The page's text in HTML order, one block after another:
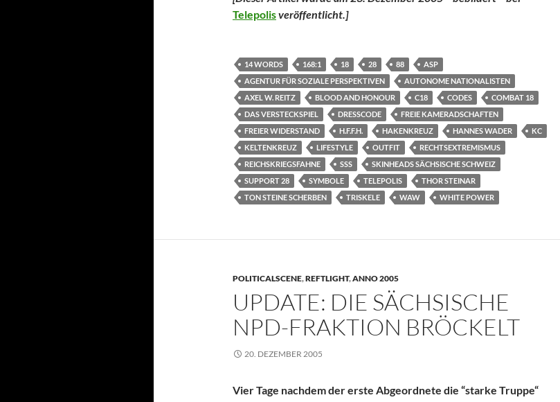
Telepolisveröffentlicht.]
14 WORDS 168:1 18 28 88
ASP
AGENTUR FÜR SOZIALE PERSPEKTIVEN
AUTONOME NATIONALISTEN
AXEL W. REITZ
BLOOD AND HONOUR C18 CODES
COMBAT 18
DAS VERSTECKSPIEL
DRESSCODE
FREIE KAMERADSCHAFTEN
FREIER WIDERSTAND
H.F.F.H. HAKENKREUZ HANNES WADER
KC
KELTENKREUZ
LIFESTYLE OUTFIT
RECHTSEXTREMISMUS
REICHSKRIEGSFAHNE
SSS
SKINHEADS SÄCHSISCHE SCHWEIZ
SUPPORT 28
SYMBOLE TELEPOLIS
THOR STEINAR
TON STEINE SCHERBEN
TRISKELE WAW WHITE POWER
POLITICALSCENE,REFTLIGHT,ANNO 2005
UPDATE: DIE SÄCHSISCHE
NPD-FRAKTION BRÖCKELT
20. DEZEMBER 2005
Vier Tage nachdem der erste Abgeordnete die “starke Truppe“